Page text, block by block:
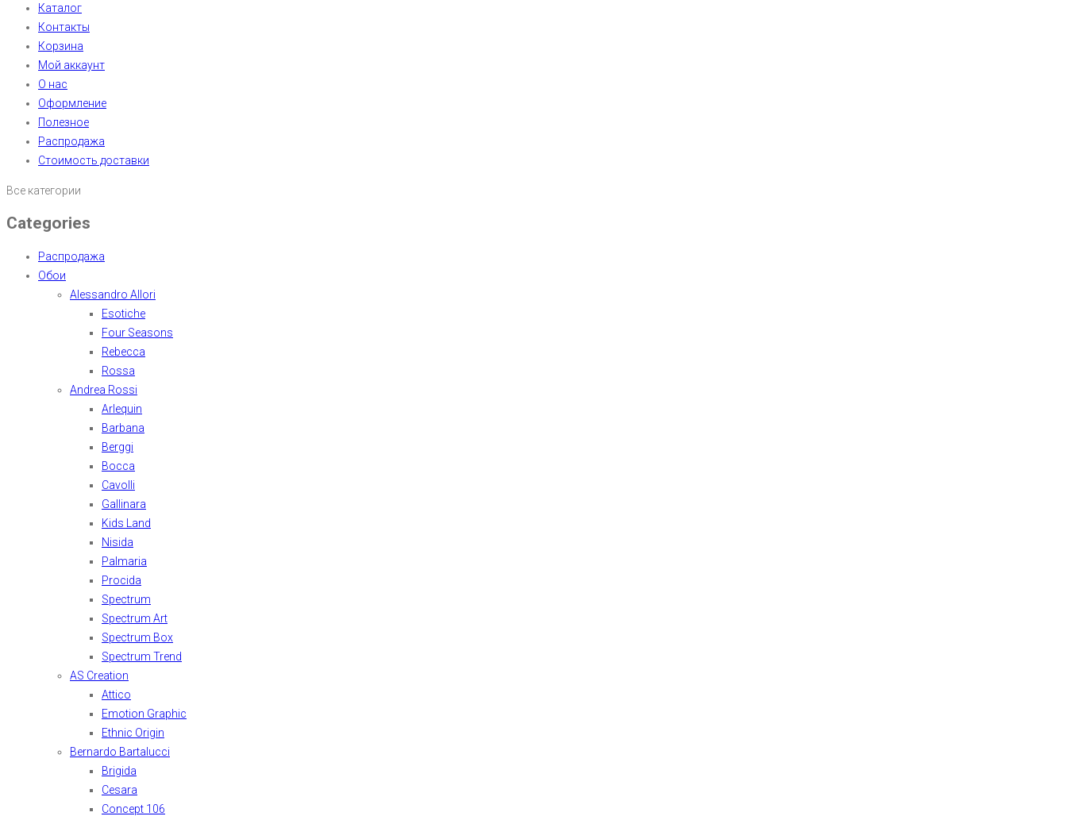
Каталог
Контакты
Корзина
Мой аккаунт
О нас
Оформление
Полезное
Распродажа
Стоимость доставки
Все категории
Categories
Распродажа
Обои
Alessandro Allori
Esotiche
Four Seasons
Rebecca
Rossa
Andrea Rossi
Arlequin
Barbana
Berggi
Bocca
Cavolli
Gallinara
Kids Land
Nisida
Palmaria
Procida
Spectrum
Spectrum Art
Spectrum Box
Spectrum Trend
AS Creation
Attico
Emotion Graphic
Ethnic Origin
Bernardo Bartalucci
Brigida
Cesara
Concept 106